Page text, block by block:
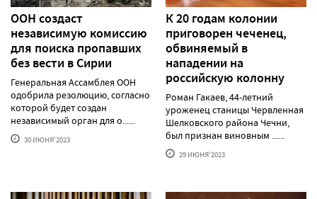
ООН создаст
независимую комиссию
для поиска пропавших
без вести в Сирии
Генеральная Ассамблея ООН
одобрила резолюцию, согласно
которой будет создан
независимый орган для о......
30 ИЮНЯ'2023
К 20 годам колонии
приговорен чеченец,
обвиняемый в
нападении на
российскую колонну
Роман Гакаев, 44-летний
уроженец станицы Червленная
Шелковского района Чечни,
был признан виновным ......
29 ИЮНЯ'2023